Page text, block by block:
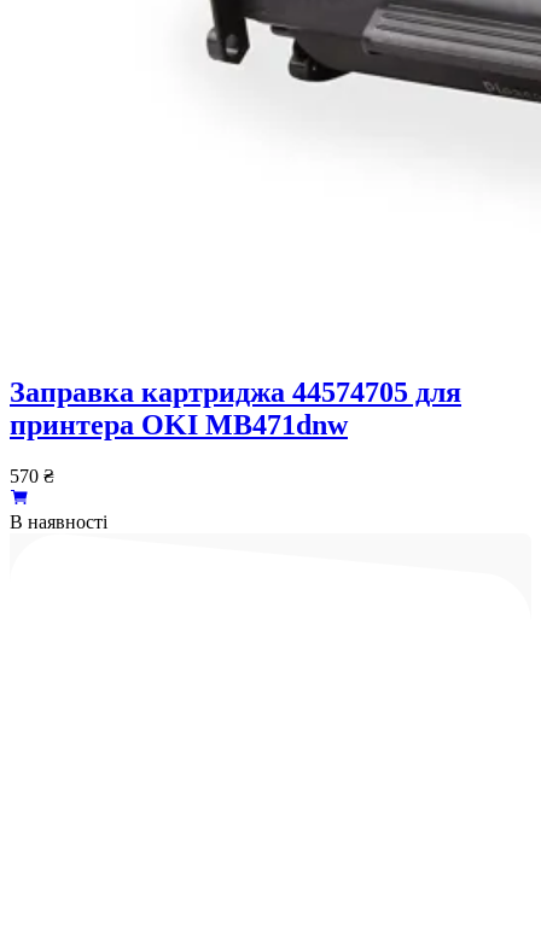
Заправка картриджа 44574705 для
принтера OKI MB471dnw
570 ₴
В наявності